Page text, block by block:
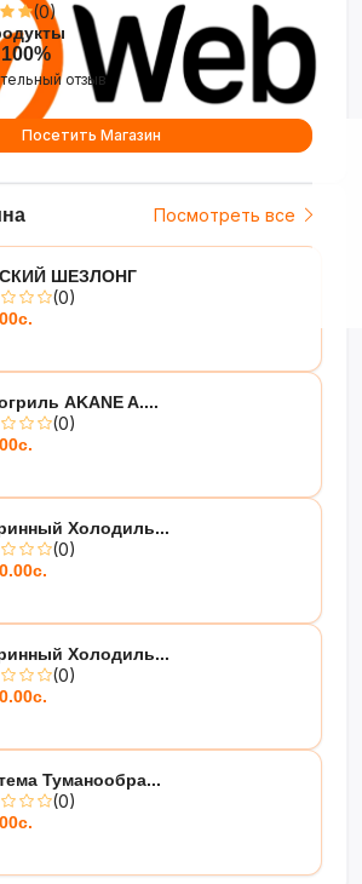
Посмотреть все
ШЕЗЛОНГ
(0)
AKANE A....
(0)
Холодиль...
(0)
Холодиль...
(0)
Туманообра...
(0)
(0)
100%
отзыв
Посетить Магазин